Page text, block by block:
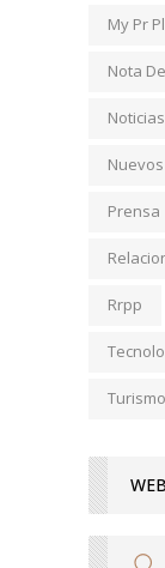
My Pr
Nota
Noticias
Prensa
Rrpp
Turismo
WEB